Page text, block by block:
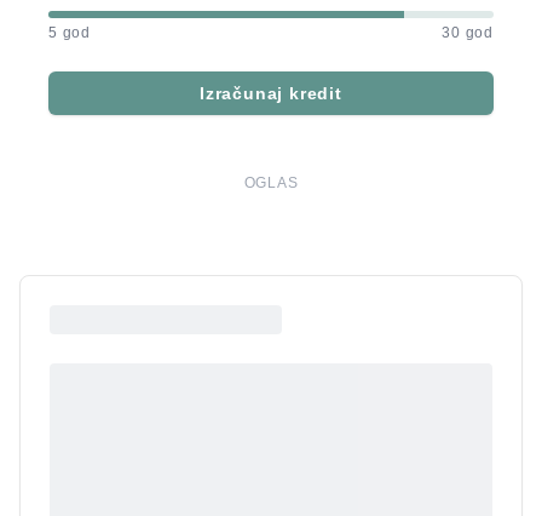
5 god 30 god
Izračunaj kredit
OGLAS